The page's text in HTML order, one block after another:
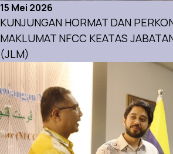
15 Mei 2026
KUNJUNGAN HORMAT DAN
MAKLUMAT NFCC KEATAS
(JLM)